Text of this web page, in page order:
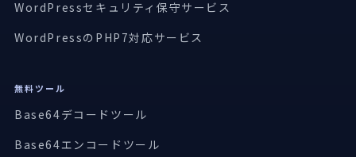
WordPressセキュリティ保守サービス
WordPressのPHP7対応サービス
無料ツール
Base64デコードツール
Base64エンコードツール